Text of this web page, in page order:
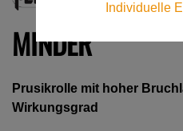
MINDER
Prusikrolle mit hoher
Wirkungsgrad
Individuelle